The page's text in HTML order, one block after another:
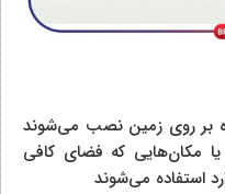
بر روی زمین نصب می‌شوند
یا مکان‌هایی که فضای کافی
استفاده می‌شوند